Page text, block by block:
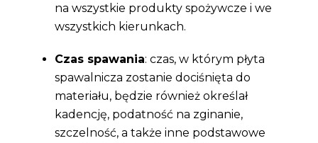
na wszystkie produkty spożywcze i we
wszystkich kierunkach.
Czas spawania: czas, w którym płyta
spawalnicza zostanie dociśnięta do
materiału, będzie również określał
kadencję, podatność na zginanie,
szczelność, a także inne podstawowe